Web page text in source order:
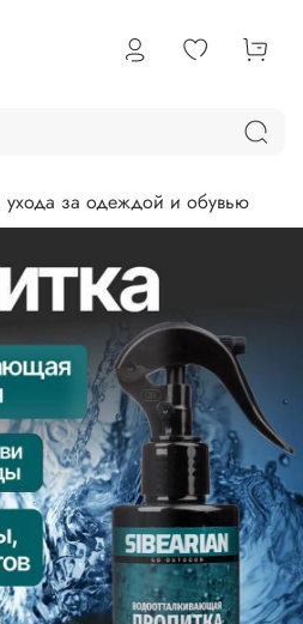
ухода за одеждой и обувью